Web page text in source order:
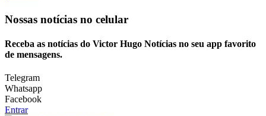
Nossas notícias no celular
Receba as notícias do Victor Hugo Notícias no seu app favorito
de mensagens.
Telegram
Whatsapp
Facebook
Entrar